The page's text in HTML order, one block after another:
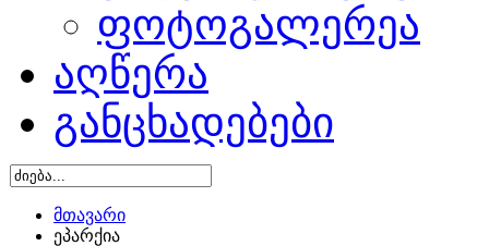
ფოტოგალერეა
აღწერა
განცხადებები
მთავარი
ეპარქია